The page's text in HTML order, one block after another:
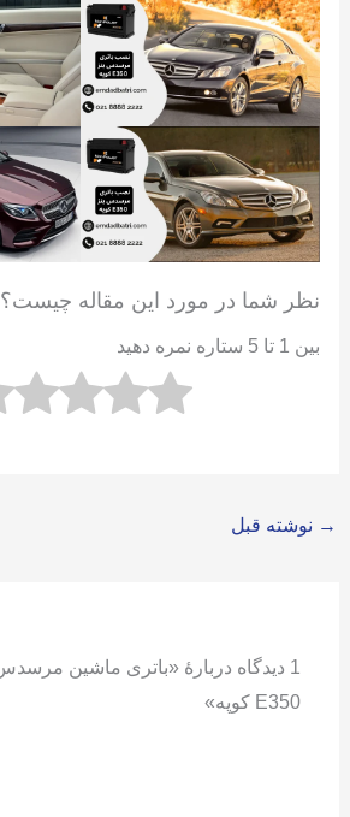
نظر شما در مورد این مقاله چیست؟
بین 1 تا 5 ستاره نمره دهید
→ نوشته قبل
E350 کوپه»